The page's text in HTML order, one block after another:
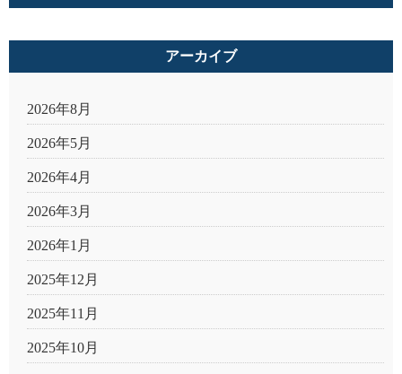
アーカイブ
2026年8月
2026年5月
2026年4月
2026年3月
2026年1月
2025年12月
2025年11月
2025年10月